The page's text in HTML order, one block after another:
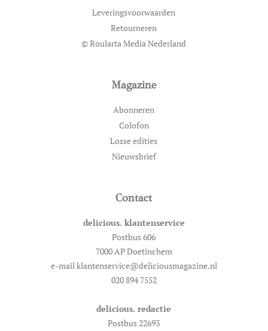
Leveringsvoorwaarden
Retourneren
© Roularta Media Nederland
Magazine
Abonneren
Colofon
Losse edities
Nieuwsbrief
Contact
delicious. klantenservice
Postbus 606
7000 AP Doetinchem
e-mail klantenservice@deliciousmagazine.nl
020 894 7552
delicious. redactie
Postbus 22693